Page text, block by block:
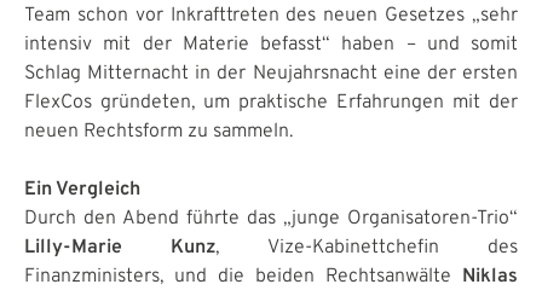
Team schon vor Inkrafttreten des neuen Gesetzes „sehr
intensiv mit der Materie befasst“ haben – und somit
Schlag Mitternacht in der Neujahrsnacht eine der ersten
FlexCos gründeten, um praktische Erfahrungen mit der
neuen Rechtsform zu sammeln.
Ein Vergleich
Durch den Abend führte das „junge Organisatoren-Trio“
Lilly-Marie Kunz, Vize-Kabinettchefin des
Finanzministers, und die beiden Rechtsanwälte Niklas